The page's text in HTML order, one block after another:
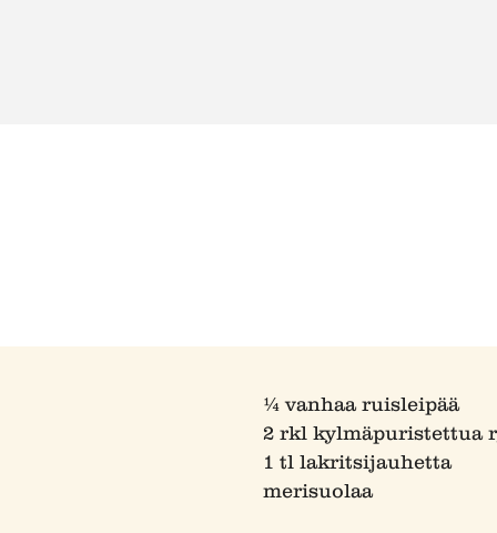
¼ vanhaa ruisleipää
2 rkl kylmäpuristettua
1 tl lakritsijauhetta
merisuolaa